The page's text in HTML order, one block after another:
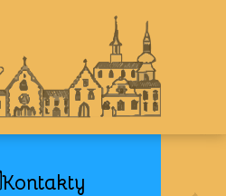
Kontakty